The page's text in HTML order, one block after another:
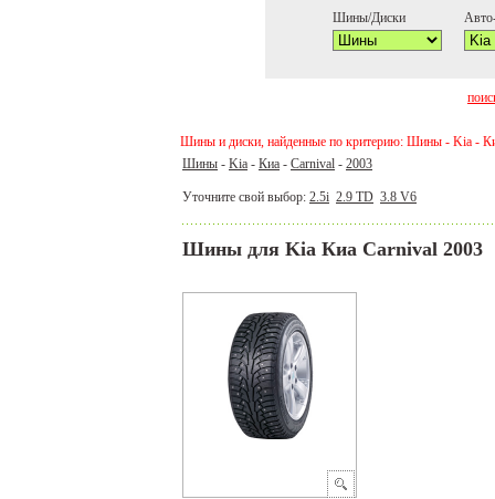
Шины/Диски
Шины и диски, найденные по критерию: Шины - Kia -
Шины - Kia - Киа - Carnival - 2003
Уточните свой выбор: 2.5i 2.9 TD 3.8 V6
Шины для Kia Киа Carnival 2003